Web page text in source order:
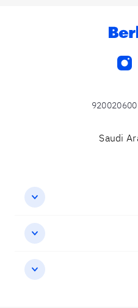
instagram
920020600
Saudi